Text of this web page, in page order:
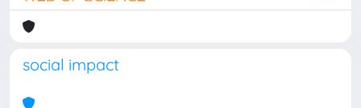
social impact